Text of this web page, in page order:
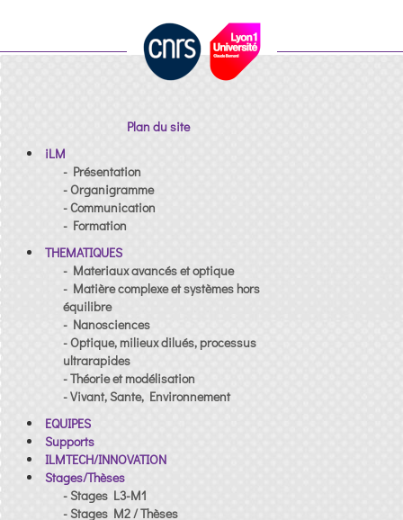
Plan du site
iLM
- Présentation
- Organigramme
- Communication
- Formation
THEMATIQUES
- Materiaux avancés et optique
- Matière complexe et systèmes hors
équilibre
- Nanosciences
- Optique, milieux dilués, processus
ultrarapides
- Théorie et modélisation
- Vivant, Sante, Environnement
EQUIPES
Supports
ILMTECH/INNOVATION
Stages/Thèses
- Stages L3-M1
- Stages M2 / Thèses